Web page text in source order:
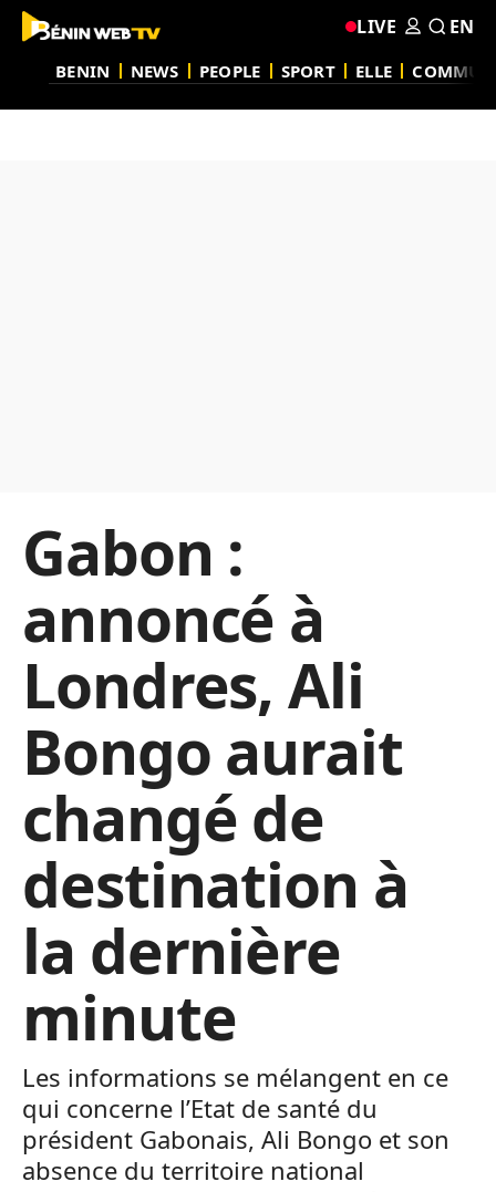
BENIN NEWS PEOPLE SPORT ELLE
LIVE EN
Gabon :
annoncé à
Londres, Ali
Bongo aurait
changé de
destination à
la dernière
minute
Les informations se mélangent en ce
qui concerne l’Etat de santé du
président Gabonais, Ali Bongo et son
absence du territoire national